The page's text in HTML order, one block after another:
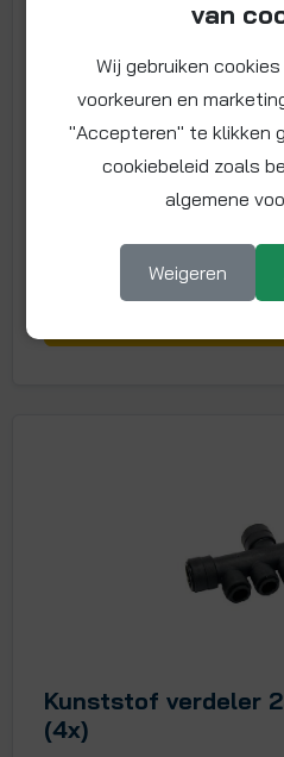
Maat: Ø 22 x 10 mm
Ø22 mm insteek en 4x
Meer info
€
-
Kunststof verdeler
(4x)
van
Wij gebruiken
voorkeuren en
"Accepteren" te klikken
cookiebeleid zoals
algemene
Weigeren